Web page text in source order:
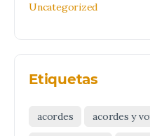
Uncategorized
Etiquetas
acordes acordes y